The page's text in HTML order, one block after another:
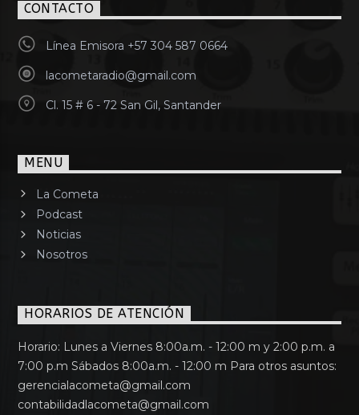
CONTACTO
Línea Emisora +57 304 587 0664
lacometaradio@gmail.com
Cl. 15 # 6 - 72 San Gil, Santander
MENU
La Cometa
Podcast
Noticias
Nosotros
HORARIOS DE ATENCIÓN
Horario: Lunes a Viernes 8:00a.m. - 12:00 m y 2:00 p.m. a
7:00 p.m Sábados 8:00a.m. - 12:00 m Para otros asuntos:
gerencialacometa@gmail.com
contabilidadlacometa@gmail.com